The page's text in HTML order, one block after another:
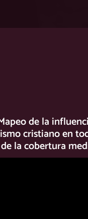
de la
cristiano en
la cobertura